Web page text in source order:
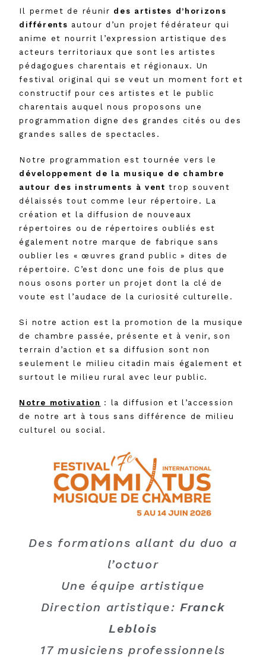
Il permet de réunir des artistes d’horizons
différents autour d’un projet fédérateur qui
anime et nourrit l’expression artistique des
acteurs territoriaux que sont les artistes
pédagogues charentais et régionaux. Un
festival original qui se veut un moment fort et
constructif pour ces artistes et le public
charentais auquel nous proposons une
programmation digne des grandes cités ou des
grandes salles de spectacles.
Notre programmation est tournée vers le
développement de la musique de chambre
autour des instruments à vent trop souvent
délaissés tout comme leur répertoire. La
création et la diffusion de nouveaux
répertoires ou de répertoires oubliés est
également notre marque de fabrique sans
oublier les « œuvres grand public » dites de
répertoire. C’est donc une fois de plus que
nous osons porter un projet dont la clé de
voute est l’audace de la curiosité culturelle.
Si notre action est la promotion de la musique
de chambre passée, présente et à venir, son
terrain d’action et sa diffusion sont non
seulement le milieu citadin mais également et
surtout le milieu rural avec leur public.
Notre motivation : la diffusion et l’accession
de notre art à tous sans différence de milieu
culturel ou social.
Des formations allant du duo a
l’octuor
Une équipe artistique
Direction artistique: Franck
Leblois
17 musiciens professionnels